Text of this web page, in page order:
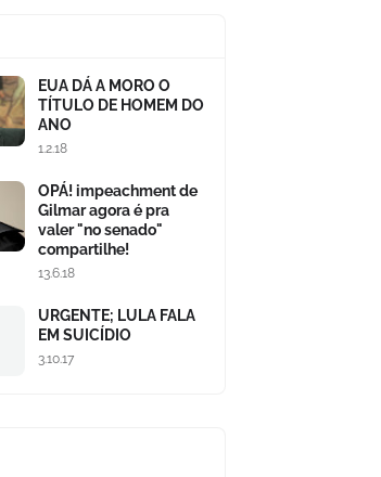
EUA DÁ A MORO O
TÍTULO DE HOMEM DO
ANO
1.2.18
OPÁ! impeachment de
Gilmar agora é pra
valer "no senado"
compartilhe!
13.6.18
URGENTE; LULA FALA
EM SUICÍDIO
3.10.17